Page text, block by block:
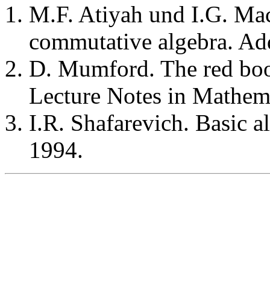
M.F. Atiyah und I.G.
commutative algebra.
D. Mumford. The red
Lecture Notes in
I.R. Shafarevich. Basic
1994.